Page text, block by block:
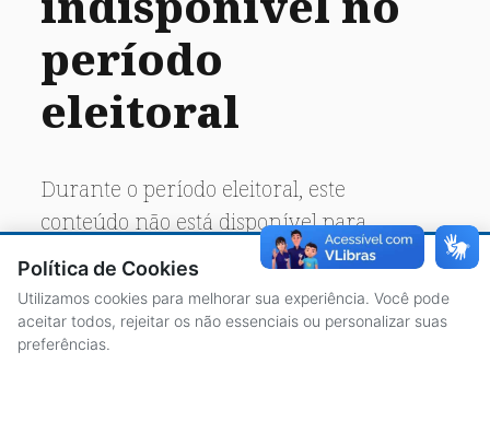
período
eleitoral
Durante o período eleitoral, este
conteúdo não está disponível para
acesso público.
Política de Cookies
Utilizamos cookies para melhorar sua experiência. Você pode
aceitar todos, rejeitar os não essenciais ou personalizar suas
preferências.